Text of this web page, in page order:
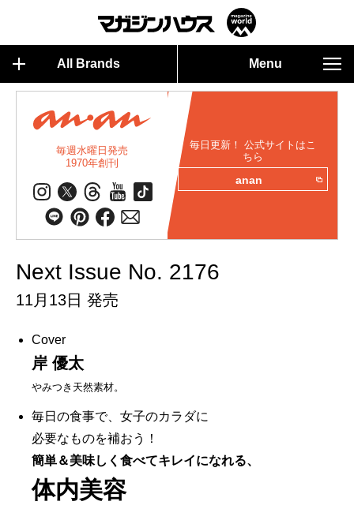
All Brands Menu
毎週水曜日発売
1970年創刊
毎日更新！ 公式サイトはこ
ちら
anan
Next Issue No. 2176
11月13日 発売
Cover
岸 優太
やみつき天然素材。
毎日の食事で、女子のカラダに
必要なものを補おう！
簡単＆美味しく食べてキレイになれる、
体内美容